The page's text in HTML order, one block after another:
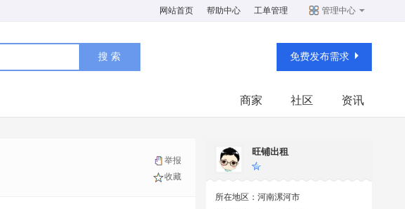
网站首页 帮助中心 工单管理 管理中心
免费发布需求
资讯
社区
商家
举报
收藏
旺铺出租
所在地区： 河南漯河市